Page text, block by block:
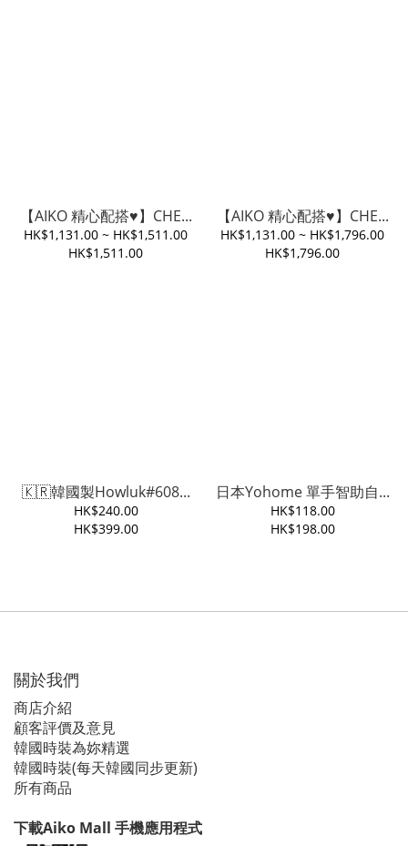
【AIKO 精心配搭♥️】CHE...
HK$1,131.00 ~ HK$1,511.00
HK$1,511.00
【AIKO 精心配搭♥️】CHE...
HK$1,131.00 ~ HK$1,796.00
HK$1,796.00
🇰🇷韓國製Howluk#608...
HK$240.00
HK$399.00
日本Yohome 單手智助自...
HK$118.00
HK$198.00
關於我們
商店介紹
顧客評價及意見
韓國時裝為妳精選
韓國時裝(每天韓國同步更新)
所有商品
下載Aiko Mall 手機應用程式